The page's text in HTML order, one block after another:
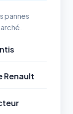
pannes
Renault